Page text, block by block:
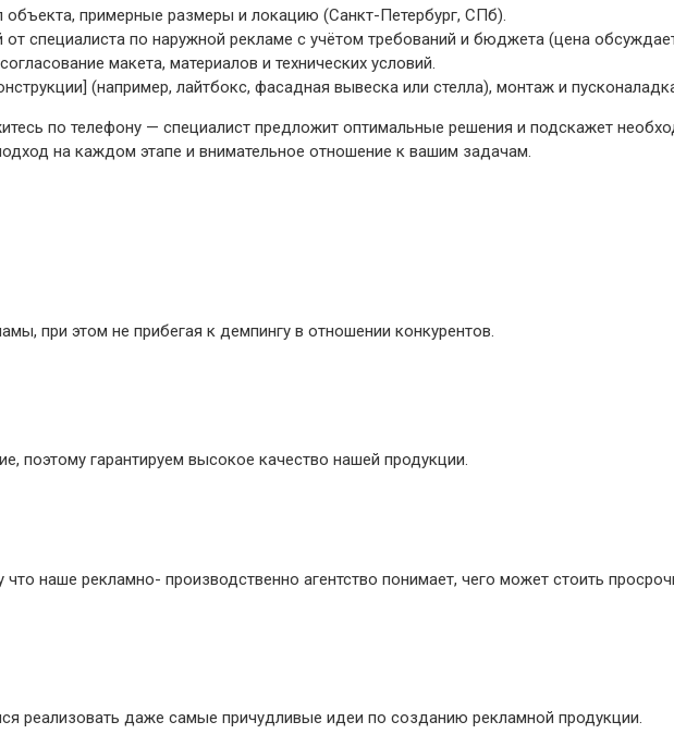
объекта, примерные размеры и локацию (Санкт-Петербург, СПб).
специалиста по наружной рекламе с учётом требований и бюджета (цена
макета, материалов и технических условий.
(например, лайтбокс, фасадная вывеска или стелла), монтаж и
по телефону — специалист предложит оптимальные решения и подскажет
на каждом этапе и внимательное отношение к вашим задачам.
при этом не прибегая к демпингу в отношении конкурентов.
поэтому гарантируем высокое качество нашей продукции.
наше рекламно- производственно агентство понимает, чего может стоить
реализовать даже самые причудливые идеи по созданию рекламной продукции.